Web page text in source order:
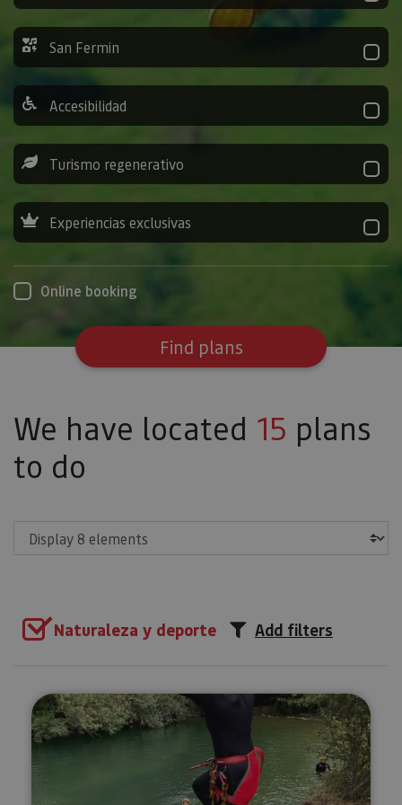
San Fermin
Accesibilidad
Turismo regenerativo
Experiencias exclusivas
Online booking
Find plans
We have located 15 plans
to do
Naturaleza y deporte Add filters
Descenso de barrancos en el